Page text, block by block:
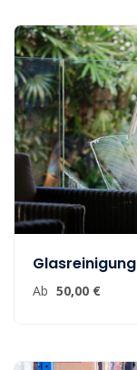
Glasreinigung
Ab 50,00 €